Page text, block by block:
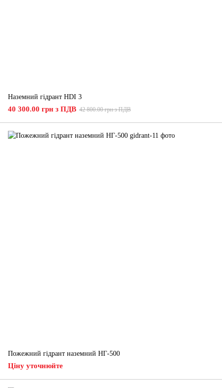
Наземний гідрант HDI 3
40 300.00 грн з ПДВ 42 800.00 грн з ПДВ
Пожежний гідрант наземний НГ-500
Ціну уточнюйте